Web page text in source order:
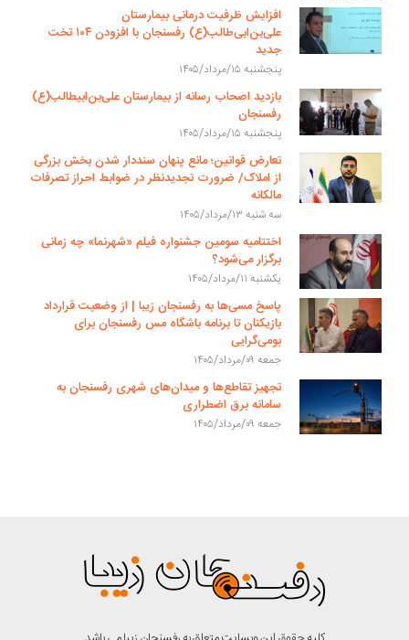
افزایش ظرفیت درمانی بیمارستان
علی‌بن‌ابی‌طالب(ع) رفسنجان با افزودن ۱۰۴ تخت
جدید
پنجشنبه ۱۵/مرداد/۱۴۰۵
بازدید اصحاب رسانه از بیمارستان علی‌بن‌ابیطالب(ع)
رفسنجان
پنجشنبه ۱۵/مرداد/۱۴۰۵
تعارض قوانین؛ مانع پنهان سنددار شدن بخش بزرگی
از املاک/ ضرورت تجدیدنظر در ضوابط احراز تصرفات
مالکانه
سه شنبه ۱۳/مرداد/۱۴۰۵
اختتامیه سومین جشنواره فیلم «شهرنما» چه زمانی
برگزار می‌شود؟
یکشنبه ۱۱/مرداد/۱۴۰۵
پاسخ مسی‌ها به رفسنجان زیبا | از وضعیت قرارداد
بازیکنان تا برنامه باشگاه مس رفسنجان برای
بومی‌گرایی
جمعه ۰۹/مرداد/۱۴۰۵
تجهیز تقاطع‌ها و میدان‌های شهری رفسنجان به
سامانه برق اضطراری
جمعه ۰۹/مرداد/۱۴۰۵